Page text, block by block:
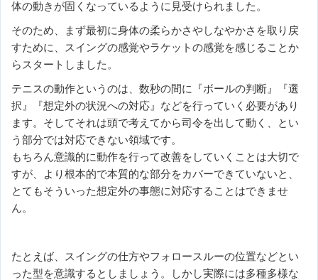
体の動きが固くなっているように見受けられました。
そのため、まず最初に身体の柔らかさやしなやかさを取り戻
すために、スイングの感覚やラケットの感覚を感じることか
らスタートしました。
テニスの動作というのは、数秒の間に『ボールの判断』『選
択』『想定外の状況への対応』などを行っていく必要があり
ます。そしてそれは頭で考えてから司令を出して動く、とい
う部分では対応できない領域です。
もちろん意識的に動作を行って改善をしていくことは大切で
すが、より根本的で本質的な部分をカバーできていないと、
とてもそういった想定外の事態に対応することはできませ
ん。
たとえば、スイングの仕方やフォロースルーの位置などとい
った型を意識するとしましょう。しかし実際には多種多様な